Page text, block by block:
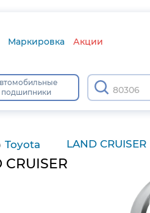
Маркировка Акции
подшипники
80306
Toyota LAND CRUISER